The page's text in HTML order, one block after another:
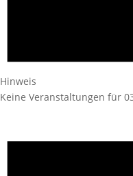
Hinweis
Keine Veranstaltungen für